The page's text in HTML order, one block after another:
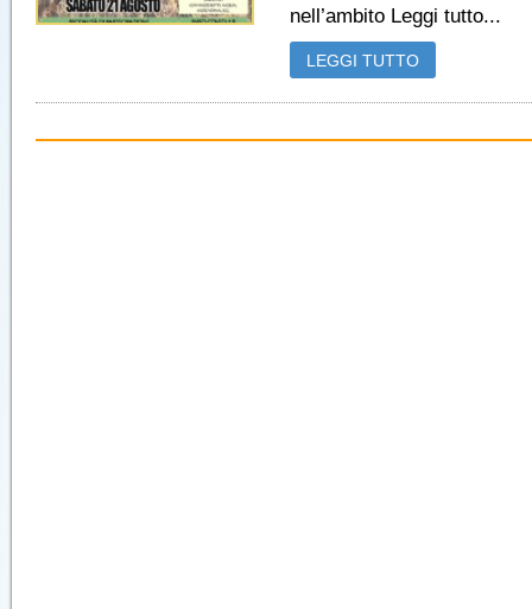
nell’ambito Leggi tutto...
LEGGI TUTTO